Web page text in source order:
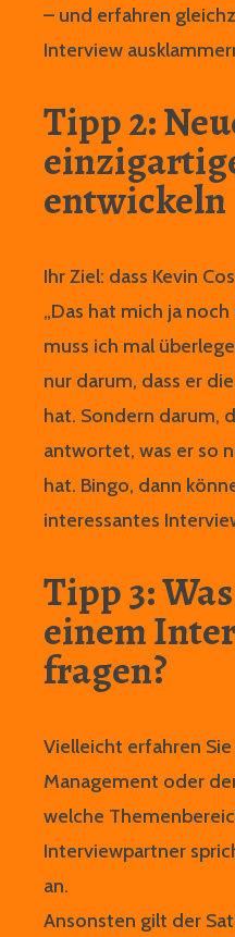
– und erfahren
Interview
Tipp 2:
entwickeln
Ihr Ziel: dass Kevin
„Das hat mich ja
muss ich mal
nur darum, dass er
hat. Sondern darum,
antwortet, was er so
hat. Bingo, dann
interessantes
Tipp 3:
einem
fragen?
Vielleicht erfahren
Management oder
welche
Interviewpartner
an.
Ansonsten gilt der